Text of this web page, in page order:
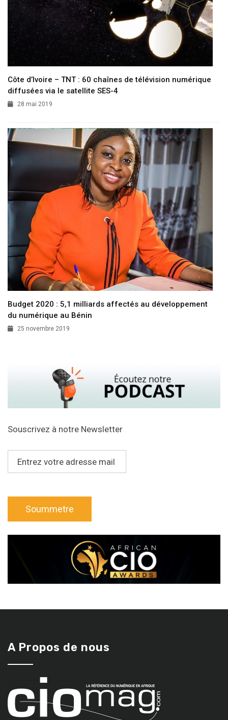
Côte d’Ivoire – TNT : 60 chaînes de télévision numérique
diffusées via le satellite SES-4
28 mai 2019
Budget 2020 : 5,1 milliards affectés au développement
du numérique au Bénin
25 novembre 2019
Souscrivez à notre Newsletter
A Propos de nous